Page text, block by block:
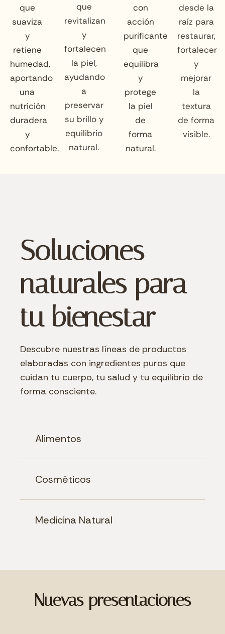
que
suaviza
y
retiene
humedad,
aportando
una
nutrición
duradera
y
confortable.
que
revitalizan
y
fortalecen
la piel,
ayudando
a
preservar
su brillo y
equilibrio
natural.
con
acción
purificante
que
equilibra
y
protege
la piel
de
forma
natural.
desde la
raíz para
restaurar,
fortalecer
y
mejorar
la
textura
de forma
visible.
Soluciones
naturales para
tu bienestar
Descubre nuestras líneas de productos
elaboradas con ingredientes puros que
cuidan tu cuerpo, tu salud y tu equilibrio de
forma consciente.
Alimentos
Cosméticos
Medicina Natural
Nuevas presentaciones